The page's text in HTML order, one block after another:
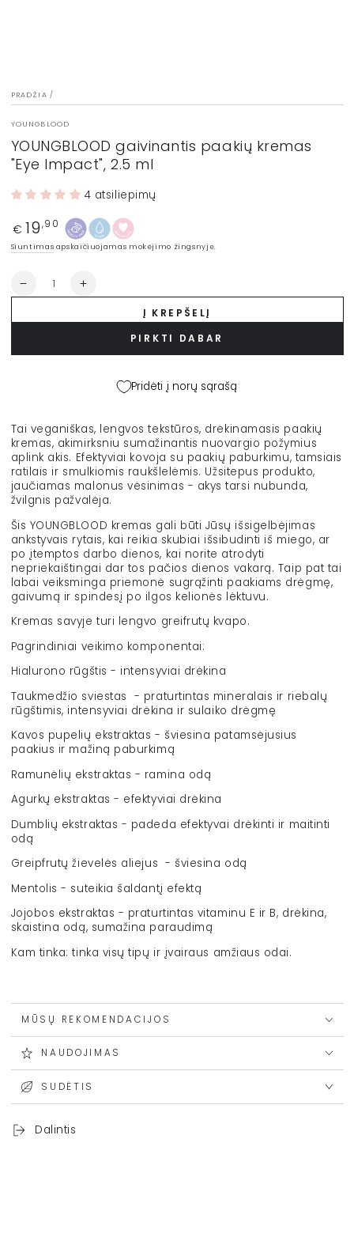
PRADŽIA /
YOUNGBLOOD
YOUNGBLOOD gaivinantis paakių kremas
"Eye Impact", 2.5 ml
4 atsiliepimų
Įprasta
kaina
€ 19 ,90
Siuntimas apskaičiuojamas mokėjimo žingsnyje.
Kiekis
Sumažinti
gaivinantis
kiekį
Padidinti
gaivinantis
Impact&quot;,
kiekį
Į KREPŠELĮ
PIRKTI DABAR
Pridėti į norų sąrašą
Tai veganiškas, lengvos tekstūros, drėkinamasis paakių
kremas, akimirksniu sumažinantis nuovargio požymius
aplink akis. Efektyviai kovoja su paakių paburkimu, tamsiais
ratilais ir smulkiomis raukšlelėmis. Užsitepus produkto,
jaučiamas malonus vėsinimas - akys tarsi nubunda,
žvilgnis pažvalėja.
Šis YOUNGBLOOD kremas gali būti Jūsų išsigelbėjimas
ankstyvais rytais, kai reikia skubiai išsibudinti iš miego, ar
po įtemptos darbo dienos, kai norite atrodyti
nepriekaištingai dar tos pačios dienos vakarą. Taip pat tai
labai veiksminga priemonė sugrąžinti paakiams drėgmę,
gaivumą ir spindesį po ilgos kelionės lėktuvu.
Kremas savyje turi lengvo greifrutų kvapo.
Pagrindiniai veikimo komponentai:
Hialurono rūgštis - intensyviai drėkina
Taukmedžio sviestas - praturtintas mineralais ir riebalų
rūgštimis, intensyviai drėkina ir sulaiko drėgmę
Kavos pupelių ekstraktas - šviesina patamsėjusius
paakius ir mažiną paburkimą
Ramunėlių ekstraktas - ramina odą
Agurkų ekstraktas - efektyviai drėkina
Dumblių ekstraktas - padeda efektyvai drėkinti ir maitinti
odą
Greipfrutų žievelės aliejus - šviesina odą
Mentolis - suteikia šaldantį efektą
Jojobos ekstraktas - praturtintas vitaminu E ir B, drėkina,
skaistina odą, sumažina paraudimą
Kam tinka: tinka visų tipų ir įvairaus amžiaus odai.
MŪSŲ REKOMENDACIJOS
NAUDOJIMAS
SUDĖTIS
Dalintis